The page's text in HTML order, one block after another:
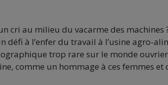
cri au milieu du vacarme des machines
défi à l’enfer du travail à l’usine agro-
trop rare sur le monde
comme un hommage à ces femmes et